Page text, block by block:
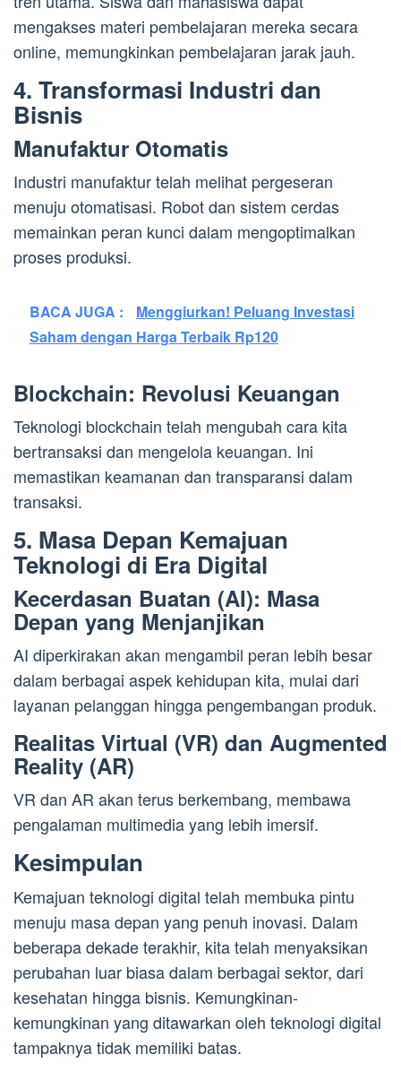
mengakses materi pembelajaran mereka secara
online, memungkinkan pembelajaran jarak jauh.
4. Transformasi Industri dan
Bisnis
Manufaktur Otomatis
Industri manufaktur telah melihat pergeseran
menuju otomatisasi. Robot dan sistem cerdas
memainkan peran kunci dalam mengoptimalkan
proses produksi.
BACA JUGA :
Menggiurkan! Peluang Investasi
Saham dengan Harga Terbaik Rp120
Blockchain: Revolusi Keuangan
Teknologi blockchain telah mengubah cara kita
bertransaksi dan mengelola keuangan. Ini
memastikan keamanan dan transparansi dalam
transaksi.
5. Masa Depan Kemajuan
Teknologi di Era Digital
Kecerdasan Buatan (AI): Masa
Depan yang Menjanjikan
AI diperkirakan akan mengambil peran lebih besar
dalam berbagai aspek kehidupan kita, mulai dari
layanan pelanggan hingga pengembangan produk.
Realitas Virtual (VR) dan Augmented
Reality (AR)
VR dan AR akan terus berkembang, membawa
pengalaman multimedia yang lebih imersif.
Kesimpulan
Kemajuan teknologi digital telah membuka pintu
menuju masa depan yang penuh inovasi. Dalam
beberapa dekade terakhir, kita telah menyaksikan
perubahan luar biasa dalam berbagai sektor, dari
kesehatan hingga bisnis. Kemungkinan-
kemungkinan yang ditawarkan oleh teknologi digital
tampaknya tidak memiliki batas.